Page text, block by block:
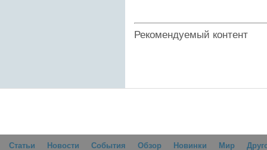
Рекомендуемый контент
Статьи Новости События Обзор Новинки Мир